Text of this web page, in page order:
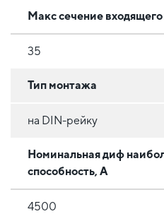
Макс сечение
35
Тип монтажа
на DIN-рейку
Номинальная диф
способность, А
4500